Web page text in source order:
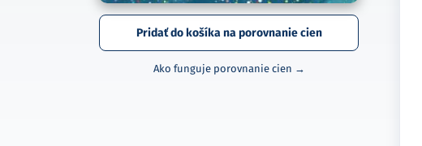
Pridať do košíka na porovnanie cien
Ako funguje porovnanie cien →